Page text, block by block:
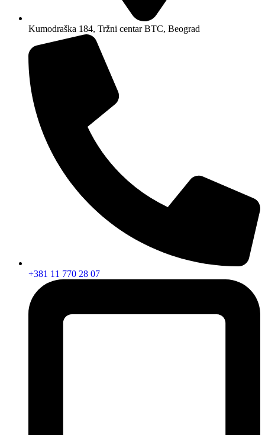
Kumodraška 184, Tržni centar BTC, Beograd
+381 11 770 28 07